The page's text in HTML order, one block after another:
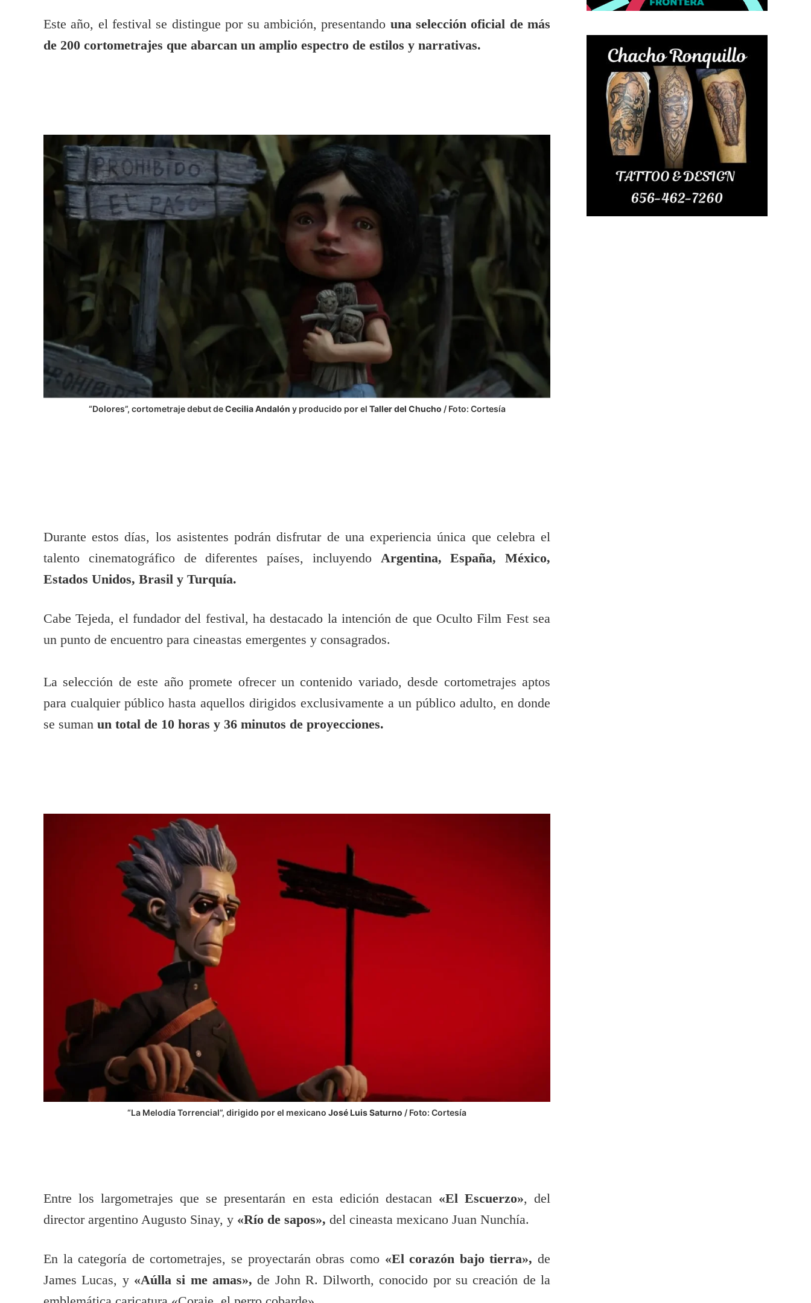
Este año, el festival se distingue por su ambición, presentando una selección oficial de más
de 200 cortometrajes que abarcan un amplio espectro de estilos y narrativas.
“Dolores”, cortometraje debut deCecilia Andalón y producido por el Taller del Chucho / Foto: Cortesía
Durante estos días, los asistentes podrán disfrutar de una experiencia única que celebra el
talento cinematográfico de diferentes países, incluyendo Argentina, España, México,
Estados Unidos, Brasil y Turquía.
Cabe Tejeda, el fundador del festival, ha destacado la intención de que Oculto Film Fest sea
un punto de encuentro para cineastas emergentes y consagrados.
La selección de este año promete ofrecer un contenido variado, desde cortometrajes aptos
para cualquier público hasta aquellos dirigidos exclusivamente a un público adulto, en donde
se suman un total de 10 horas y 36 minutos de proyecciones.
“La Melodía Torrencial”, dirigido por el mexicano José Luis Saturno / Foto: Cortesía
Entre los largometrajes que se presentarán en esta edición destacan «El Escuerzo», del
director argentino Augusto Sinay, y «Río de sapos», del cineasta mexicano Juan Nunchía.
En la categoría de cortometrajes, se proyectarán obras como «El corazón bajo tierra»,de
James Lucas, y «Aúlla si me amas», de John R. Dilworth, conocido por su creación de la